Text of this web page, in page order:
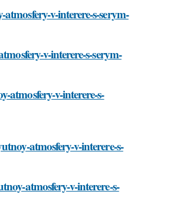
v-interere-s-serym-
v-interere-s-serym-
atmosfery-v-interere-s-
atmosfery-v-interere-s-
atmosfery-v-interere-s-